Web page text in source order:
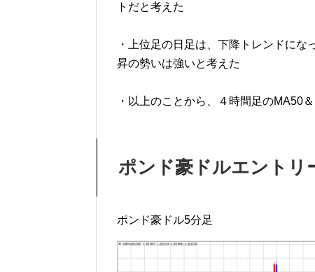
トだと考えた
・上位足の日足は、下降トレンドに
昇の勢いは強いと考えた
・以上のことから、４時間足のMA50
ポンド豪ドルエントリ
ポンド豪ドル5分足